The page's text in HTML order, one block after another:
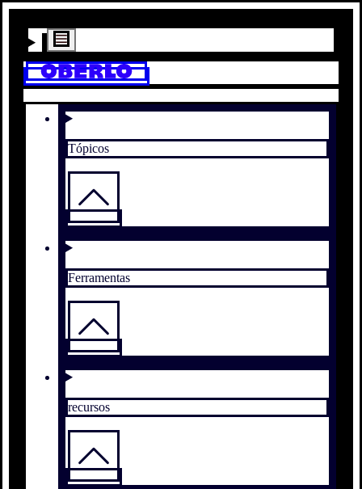
Tópicos
Ferramentas
recursos